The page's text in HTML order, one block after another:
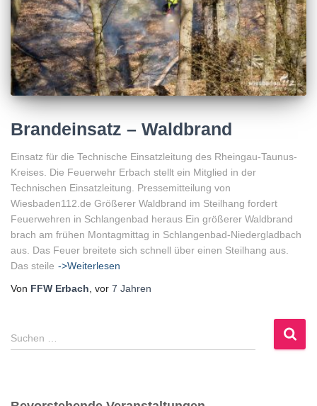
Brandeinsatz – Waldbrand
Einsatz für die Technische Einsatzleitung des Rheingau-Taunus-
Kreises. Die Feuerwehr Erbach stellt ein Mitglied in der
Technischen Einsatzleitung. Pressemitteilung von
Wiesbaden112.de Größerer Waldbrand im Steilhang fordert
Feuerwehren in Schlangenbad heraus Ein größerer Waldbrand
brach am frühen Montagmittag in Schlangenbad-Niedergladbach
aus. Das Feuer breitete sich schnell über einen Steilhang aus.
Das steile ->Weiterlesen
Von FFW Erbach , vor 7 Jahren
S
u
Suchen …